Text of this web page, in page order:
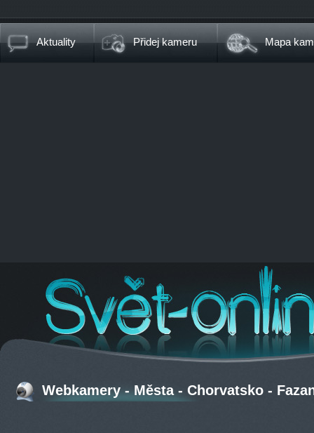
Aktuality Přidej kameru Mapa
Webkamery - Města - Chorvatsko -